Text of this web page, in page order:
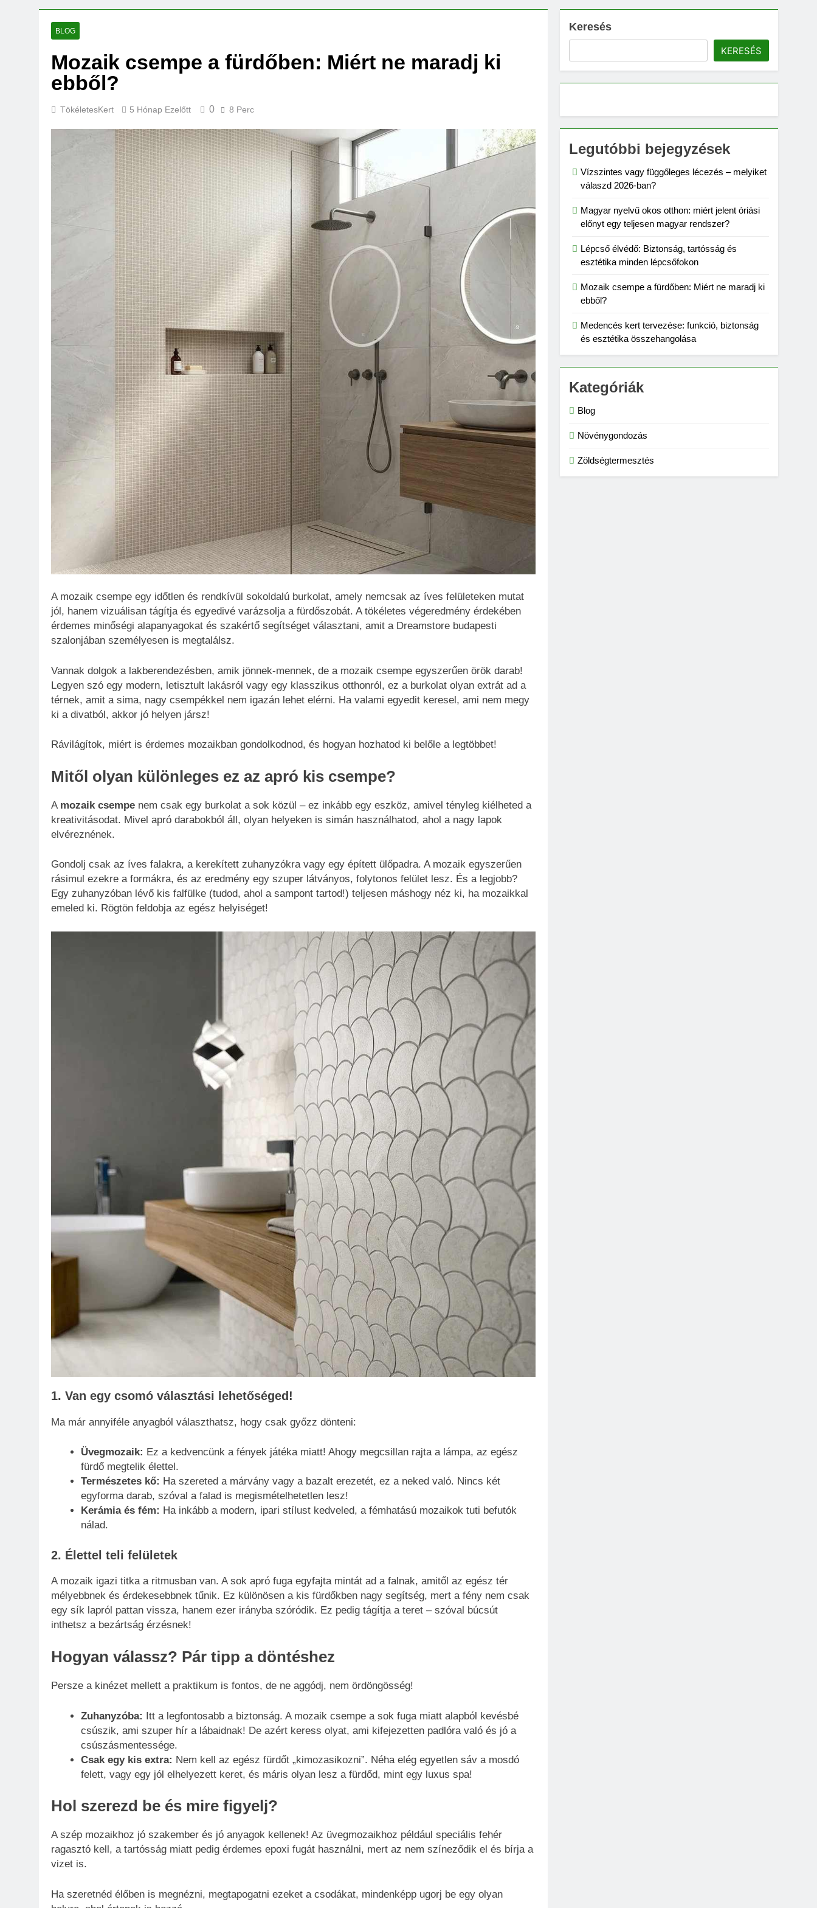
BLOG
Mozaik csempe a fürdőben: Miért ne maradj ki
ebből?
TökéletesKert 5 Hónap Ezelőtt 0 8 Perc
A mozaik csempe egy időtlen és rendkívül sokoldalú burkolat, amely nemcsak az íves felületeken mutat
jól, hanem vizuálisan tágítja és egyedivé varázsolja a fürdőszobát. A tökéletes végeredmény érdekében
érdemes minőségi alapanyagokat és szakértő segítséget választani, amit a Dreamstore budapesti
szalonjában személyesen is megtalálsz.
Vannak dolgok a lakberendezésben, amik jönnek-mennek, de a mozaik csempe egyszerűen örök darab!
Legyen szó egy modern, letisztult lakásról vagy egy klasszikus otthonról, ez a burkolat olyan extrát ad a
térnek, amit a sima, nagy csempékkel nem igazán lehet elérni. Ha valami egyedit keresel, ami nem megy
ki a divatból, akkor jó helyen jársz!
Rávilágítok, miért is érdemes mozaikban gondolkodnod, és hogyan hozhatod ki belőle a legtöbbet!
Mitől olyan különleges ez az apró kis csempe?
A mozaik csempe nem csak egy burkolat a sok közül – ez inkább egy eszköz, amivel tényleg kiélheted a
kreativitásodat. Mivel apró darabokból áll, olyan helyeken is simán használhatod, ahol a nagy lapok
elvéreznének.
Gondolj csak az íves falakra, a kerekített zuhanyzókra vagy egy épített ülőpadra. A mozaik egyszerűen
rásimul ezekre a formákra, és az eredmény egy szuper látványos, folytonos felület lesz. És a legjobb?
Egy zuhanyzóban lévő kis falfülke (tudod, ahol a sampont tartod!) teljesen máshogy néz ki, ha mozaikkal
emeled ki. Rögtön feldobja az egész helyiséget!
1. Van egy csomó választási lehetőséged!
Ma már annyiféle anyagból választhatsz, hogy csak győzz dönteni:
Üvegmozaik: Ez a kedvencünk a fények játéka miatt! Ahogy megcsillan rajta a lámpa, az egész
fürdő megtelik élettel.
Természetes kő: Ha szereted a márvány vagy a bazalt erezetét, ez a neked való. Nincs két
egyforma darab, szóval a falad is megismételhetetlen lesz!
Kerámia és fém: Ha inkább a modern, ipari stílust kedveled, a fémhatású mozaikok tuti befutók
nálad.
2. Élettel teli felületek
A mozaik igazi titka a ritmusban van. A sok apró fuga egyfajta mintát ad a falnak, amitől az egész tér
mélyebbnek és érdekesebbnek tűnik. Ez különösen a kis fürdőkben nagy segítség, mert a fény nem csak
egy sík lapról pattan vissza, hanem ezer irányba szóródik. Ez pedig tágítja a teret – szóval búcsút
inthetsz a bezártság érzésnek!
Hogyan válassz? Pár tipp a döntéshez
Persze a kinézet mellett a praktikum is fontos, de ne aggódj, nem ördöngösség!
Zuhanyzóba: Itt a legfontosabb a biztonság. A mozaik csempe a sok fuga miatt alapból kevésbé
csúszik, ami szuper hír a lábaidnak! De azért keress olyat, ami kifejezetten padlóra való és jó a
csúszásmentessége.
Csak egy kis extra: Nem kell az egész fürdőt „kimozasikozni”. Néha elég egyetlen sáv a mosdó
felett, vagy egy jól elhelyezett keret, és máris olyan lesz a fürdőd, mint egy luxus spa!
Hol szerezd be és mire figyelj?
A szép mozaikhoz jó szakember és jó anyagok kellenek! Az üvegmozaikhoz például speciális fehér
ragasztó kell, a tartósság miatt pedig érdemes epoxi fugát használni, mert az nem színeződik el és bírja a
vizet is.
Ha szeretnéd élőben is megnézni, megtapogatni ezeket a csodákat, mindenképp ugorj be egy olyan
Keresés
KERESÉS
Legutóbbi bejegyzések
Vízszintes vagy függőleges lécezés – melyiket
válaszd 2026-ban?
Magyar nyelvű okos otthon: miért jelent óriási
előnyt egy teljesen magyar rendszer?
Lépcső élvédő: Biztonság, tartósság és
esztétika minden lépcsőfokon
Mozaik csempe a fürdőben: Miért ne maradj ki
ebből?
Medencés kert tervezése: funkció, biztonság
és esztétika összehangolása
Kategóriák
Blog
Növénygondozás
Zöldségtermesztés